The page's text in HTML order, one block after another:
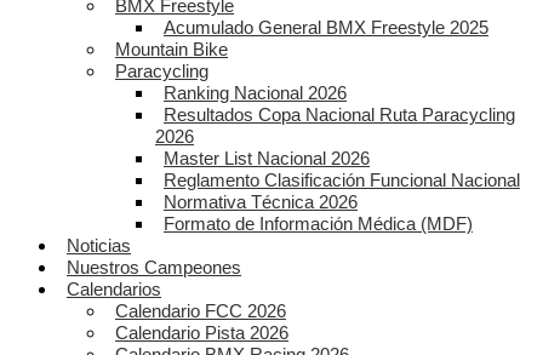
BMX Freestyle
Acumulado General BMX Freestyle 2025
Mountain Bike
Paracycling
Ranking Nacional 2026
Resultados Copa Nacional Ruta Paracycling
2026
Master List Nacional 2026
Reglamento Clasificación Funcional Nacional
Normativa Técnica 2026
Formato de Información Médica (MDF)
Noticias
Nuestros Campeones
Calendarios
Calendario FCC 2026
Calendario Pista 2026